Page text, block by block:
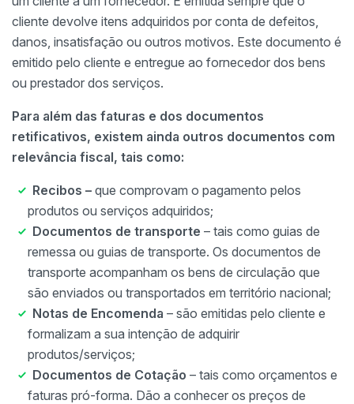
cliente devolve itens adquiridos por conta de defeitos,
danos, insatisfação ou outros motivos. Este documento é
emitido pelo cliente e entregue ao fornecedor dos bens
ou prestador dos serviços.
Para além das faturas e dos documentos
retificativos, existem ainda outros documentos com
relevância fiscal, tais como:
Recibos – que comprovam o pagamento pelos
produtos ou serviços adquiridos;
Documentos de transporte – tais como guias de
remessa ou guias de transporte. Os documentos de
transporte acompanham os bens de circulação que
são enviados ou transportados em território nacional;
Notas de Encomenda – são emitidas pelo cliente e
formalizam a sua intenção de adquirir
produtos/serviços;
Documentos de Cotação – tais como orçamentos e
faturas pró-forma. Dão a conhecer os preços de